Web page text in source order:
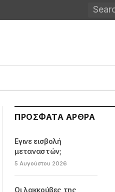
ΠΡΌΣΦΑΤΑ ΆΡΘΡΑ
Εγινε εισβολή
μεταναστών;
5 Αυγούστου 2026
Οι λακκούβες της